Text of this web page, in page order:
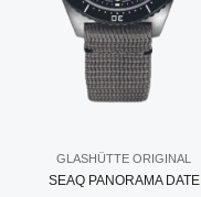
GLASHÜTTE ORIGINAL
SEAQ PANORAMA DATE